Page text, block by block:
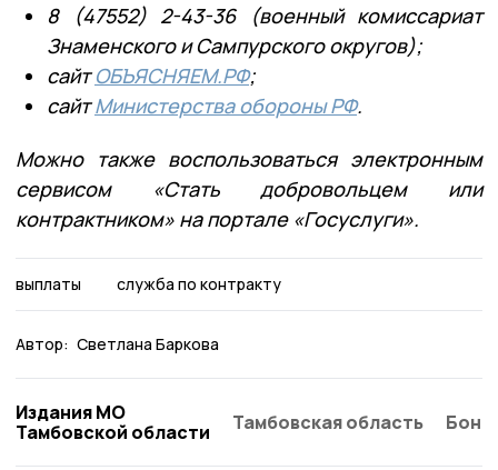
8 (47552) 2-43-36 (военный комиссариат
Знаменского и Сампурского округов);
сайтОБЪЯСНЯЕМ.РФ;
сайтМинистерства обороны РФ.
Можно также воспользоваться электронным
сервисом «Стать добровольцем или
контрактником» на портале «Госуслуги».
выплаты служба по контракту
Автор: Светлана Баркова
Издания МО
Тамбовской области
Тамбовская область